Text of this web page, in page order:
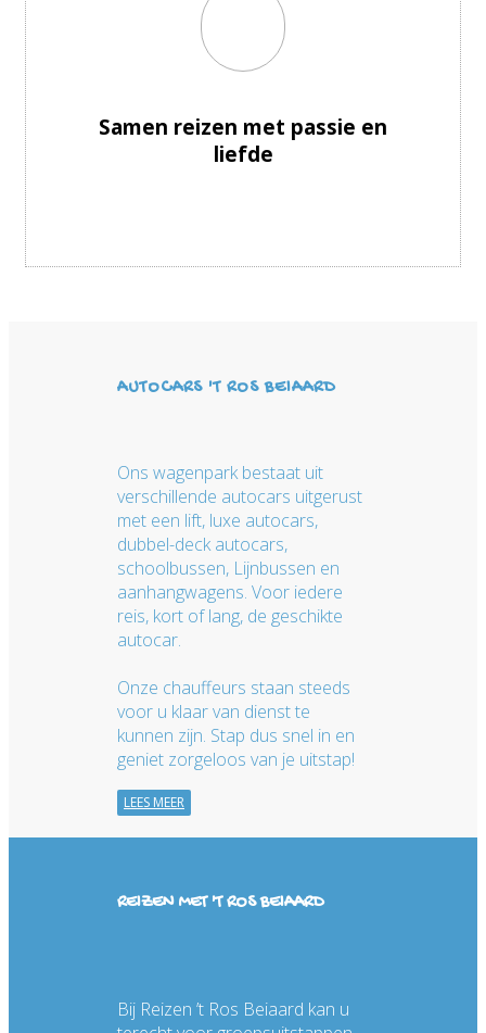
Samen reizen met passie en
liefde
AUTOCARS 'T ROS BEIAARD
Ons wagenpark bestaat uit
verschillende autocars uitgerust
met een lift, luxe autocars,
dubbel-deck autocars,
schoolbussen, Lijnbussen en
aanhangwagens. Voor iedere
reis, kort of lang, de geschikte
autocar.
Onze chauffeurs staan steeds
voor u klaar van dienst te
kunnen zijn. Stap dus snel in en
geniet zorgeloos van je uitstap!
LEES MEER
REIZEN MET 'T ROS BEIAARD
Bij Reizen ’t Ros Beiaard kan u